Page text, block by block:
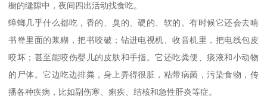
橱的缝隙中，夜间四出活动找食吃。
蟑螂几乎什么都吃，香的、臭的、硬的、软的。有时候它还会去啃
书脊里面的浆糊，把书咬破；钻进电视机、收音机里，把电线包皮
咬坏；甚至能咬伤婴儿的皮肤和手指。它还吃粪便、痰液和小动物
的尸体。它边吃边排粪，身上弄得很脏，粘带病菌，污染食物，传
播各种疾病，比如副伤寒、痢疾、结核和急性肝炎等症。